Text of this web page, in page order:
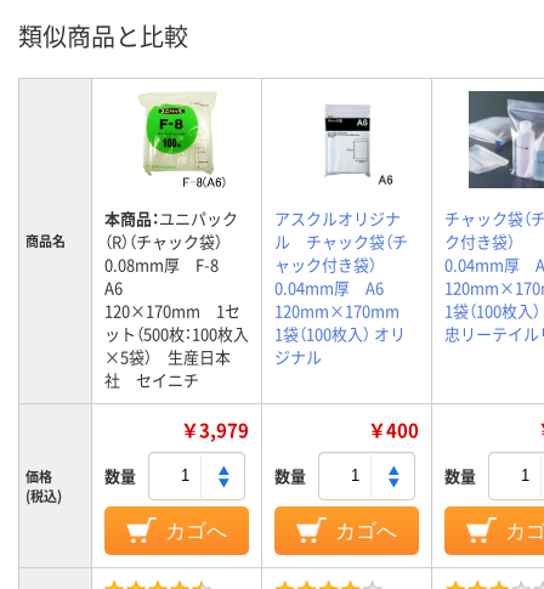
類似商品と比較
商品名
本商品：ユニパック
（R）（チャック袋）
0.08mm厚 F-8
A6
120×170mm 1セ
ット（500枚：100枚入
×5袋） 生産日本
社 セイニチ
アスクルオリジナ
ル チャック袋（チ
ャック付き袋）
0.04mm厚 A6
120mm×170mm
1袋（100枚入） オリ
ジナル
チャック袋（
ク付き袋）
0.04mm厚
1袋（100枚入
忠リーテイ
価格
(税込)
￥3,979
数量
カゴへ
￥400
数量
カゴへ
数量
カ